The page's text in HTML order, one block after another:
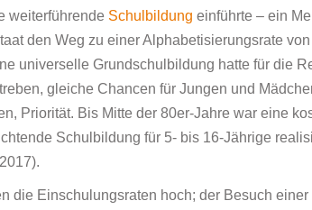
weiterführende Schulbildung einführte – ein
den Weg zu einer Alphabetisierungsrate
universelle Grundschulbildung hatte für die
gleiche Chancen für Jungen und
Priorität. Bis Mitte der 80er-Jahre war eine
Schulbildung für 5- bis 16-Jährige
die Einschulungsraten hoch; der Besuch